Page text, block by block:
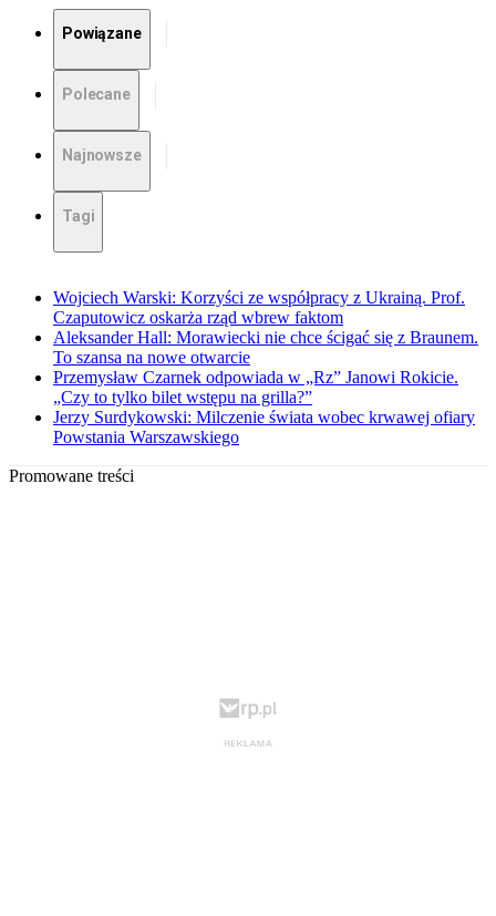
Powiązane
Polecane
Najnowsze
Tagi
Wojciech Warski: Korzyści ze współpracy z Ukrainą. Prof.
Czaputowicz oskarża rząd wbrew faktom
Aleksander Hall: Morawiecki nie chce ścigać się z Braunem.
To szansa na nowe otwarcie
Przemysław Czarnek odpowiada w „Rz” Janowi Rokicie.
„Czy to tylko bilet wstępu na grilla?”
Jerzy Surdykowski: Milczenie świata wobec krwawej ofiary
Powstania Warszawskiego
Promowane treści